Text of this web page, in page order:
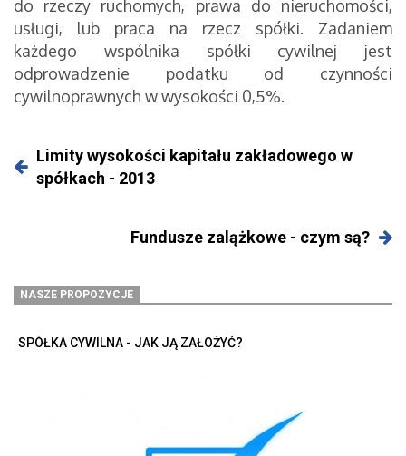
do rzeczy ruchomych, prawa do nieruchomości,
usługi, lub praca na rzecz spółki. Zadaniem
każdego wspólnika spółki cywilnej jest
odprowadzenie podatku od czynności
cywilnoprawnych w wysokości 0,5%.
Limity wysokości kapitału zakładowego w
spółkach - 2013
Fundusze zalążkowe - czym są?
NASZE PROPOZYCJE
SPÓŁKA CYWILNA - JAK JĄ ZAŁOŻYĆ?